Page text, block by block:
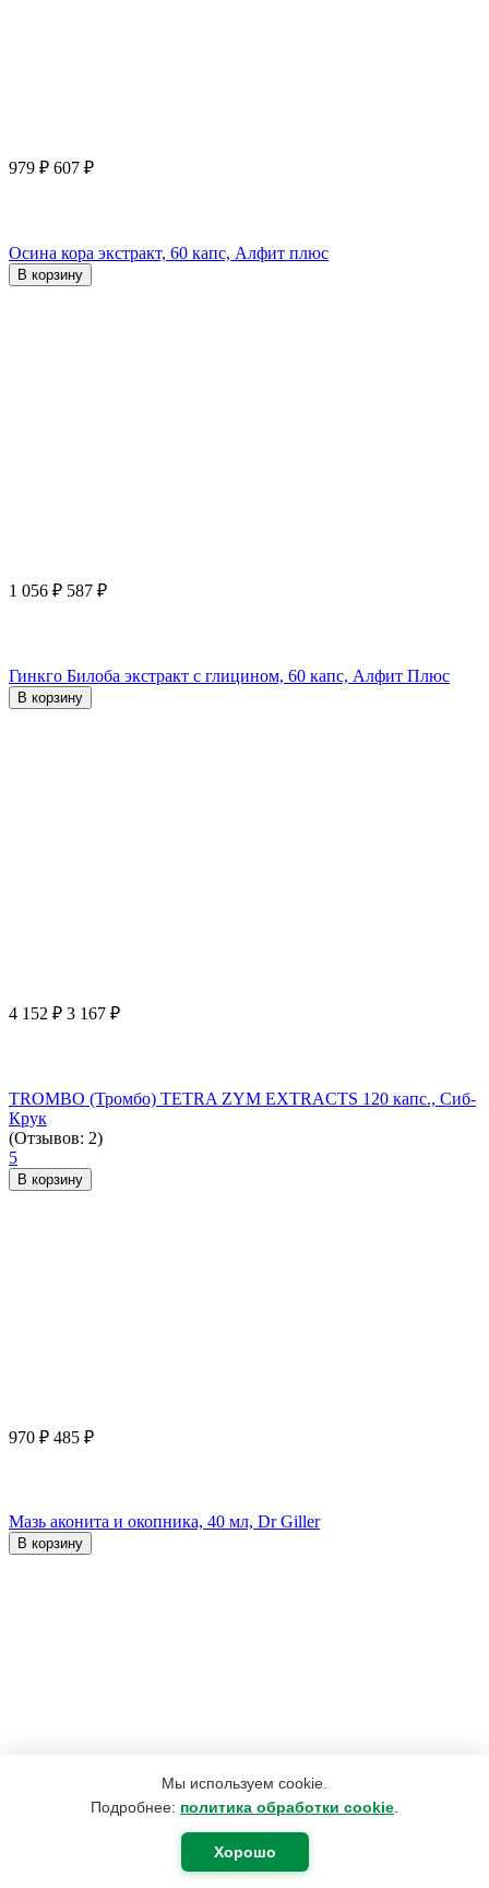
Мы используем cookie.
Подробнее: политика обработки cookie
Хорошо
979 ₽ 607 ₽
Осина кора экстракт, 60 капс, Алфит плюс
В корзину
1 056 ₽ 587 ₽
Гинкго Билоба экстракт с глицином, 60 капс, Алфит Плюс
В корзину
4 152 ₽ 3 167 ₽
TROMBO (Тромбо) TETRA ZYM EXTRACTS 120 капс., Сиб-
Крук
(Отзывов: 2)
5
В корзину
970 ₽ 485 ₽
Мазь аконита и окопника, 40 мл, Dr Giller
В корзину